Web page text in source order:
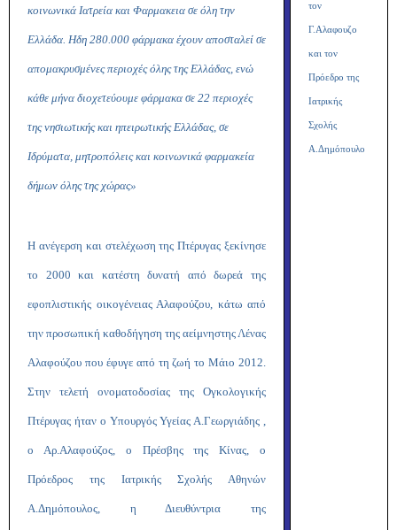
κοινωνικά Ιατρεία και Φαρμακεια σε όλη την
Ελλάδα. Ηδη 280.000 φάρμακα έχουν αποσταλεί σε
απομακρυσμένες περιοχέςόλης της Ελλάδας, ενώ
κάθε μήνα διοχετεύουμε φάρμακα σε 22 περιοχές
της νησιωτικής και ηπειρωτικής Ελλάδας, σε
Ιδρύματα, μητροπόλεις και κοινωνικά φαρμακεία
δήμων όλης της χώρας»
Η ανέγερση και στελέχωση της Πτέρυγας ξεκίνησε
το 2000 και κατέστη δυνατή από δωρεά της
εφοπλιστικής οικογένειας Αλαφούζου, κάτω από
την προσωπική καθοδήγηση της αείμνηστης Λένας
Αλαφούζου που έφυγε από τη ζωή το Μάιο 2012.
Στην τελετή ονοματοδοσίας της Ογκολογικής
Πτέρυγας ήταν ο Υπουργός Υγείας Α.Γεωργιάδης ,
ο Αρ.Αλαφούζος, ο Πρέσβης της Κίνας, ο
Πρόεδρος της Ιατρικής Σχολής Αθηνών
Α.Δημόπουλος, η Διευθύντρια της
τον
Γ.Αλαφουζο
και τον
Πρόεδρο της
Ιατρικής
Σχολής
Α.Δημόπουλο